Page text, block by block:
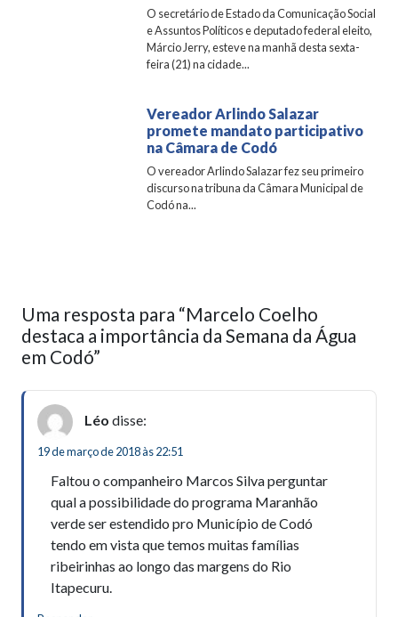
O secretário de Estado da Comunicação Social
e Assuntos Políticos e deputado federal eleito,
Márcio Jerry, esteve na manhã desta sexta-
feira (21) na cidade...
Vereador Arlindo Salazar
promete mandato participativo
na Câmara de Codó
O vereador Arlindo Salazar fez seu primeiro
discurso na tribuna da Câmara Municipal de
Codó na...
Uma resposta para “Marcelo Coelho
destaca a importância da Semana da Água
em Codó”
Léo disse:
19 de março de 2018 às 22:51
Faltou o companheiro Marcos Silva perguntar
qual a possibilidade do programa Maranhão
verde ser estendido pro Município de Codó
tendo em vista que temos muitas famílias
ribeirinhas ao longo das margens do Rio
Itapecuru.